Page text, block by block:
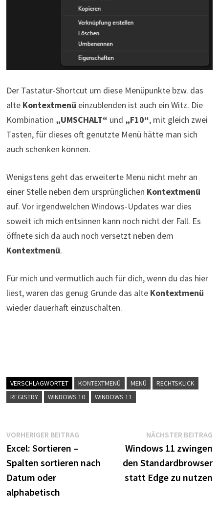
Der Tastatur-Shortcut um diese Menüpunkte bzw. das
alte Kontextmenü einzublenden ist auch ein Witz. Die
Kombination „UMSCHALT“ und „F10“, mit gleich zwei
Tasten, für dieses oft genutzte Menü hätte man sich
auch schenken können.
Wenigstens geht das erweiterte Menü nicht mehr an
einer Stelle neben dem ursprünglichen Kontextmenü
auf. Vor irgendwelchen Windows-Updates war dies
soweit ich mich entsinnen kann noch nicht der Fall. Es
öffnete sich da auch noch versetzt neben dem
Kontextmenü.
Für mich und vermutlich auch für dich, wenn du das hier
liest, waren das genug Gründe das alte Kontextmenü
wieder dauerhaft einzuschalten.
VERSCHLAGWORTET KONTEXTMENÜ MENÜ
RECHTSKLICK
REGISTRY
WINDOWS 10 WINDOWS 11
Beitragsnavigation
VORHERIGER BEITRAGVorheriger
Excel: Sortieren –
Spalten sortieren nach
Datum oder
alphabetisch
NÄCHSTER BEITRAG
Windows 11 zwingen
den Standardbrowser
statt Edge zu nutzen